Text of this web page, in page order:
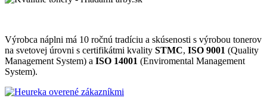
Výrobca náplni má 10 ročnú tradíciu a skúsenosti s výrobou tonerov
na svetovej úrovni s certifikátmi kvality STMC, ISO 9001 (Quality
Management System) a ISO 14001 (Enviromental Management
System).